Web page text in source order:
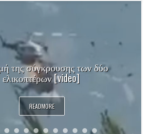
της σύγκρουσης των δύο
ελικοπτέρων [video]
READMORE